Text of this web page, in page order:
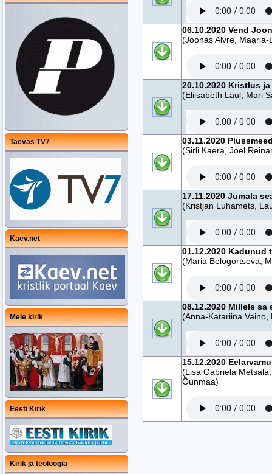
Taevas TV7
Kaev.net
Meie kirik
Eesti Kirik
Kirik ja teoloogia
06.10.2020 Vend
(Joonas Alvre, Maarja-
20.10.2020 Kristlus
(Eliisabeth Laul, Mari
03.11.2020
(Sirli Kaera, Joel
17.11.2020 Jumala
(Kristjan Luhamets,
01.12.2020 Kadunud
(Maria Belogortseva,
08.12.2020 Millele sa
(Anna-Katariina
15.12.2020
(Lisa Gabriela
Õunmaa)